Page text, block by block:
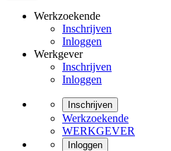
Werkzoekende
Inschrijven
Inloggen
Werkgever
Inschrijven
Inloggen
Inschrijven
Werkzoekende
WERKGEVER
Inloggen